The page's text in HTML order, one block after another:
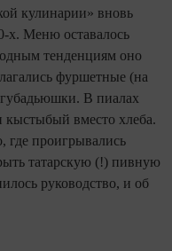
кулинарии» вновь
Меню оставалось
тенденциям оно
фуршетные (на
В пиалах
вместо хлеба.
где проигрывались
татарскую (!) пивную
руководство, и об